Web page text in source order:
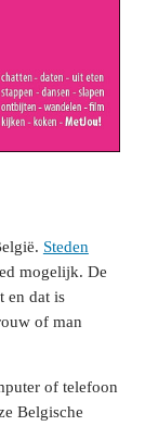
Steden
mogelijk. De
en dat is
of man
of telefoon
Belgische